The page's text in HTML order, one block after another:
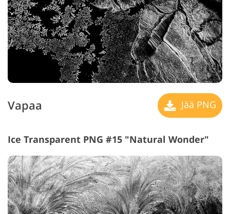
Vapaa Jää PNG
Ice Transparent PNG #15 "Natural Wonder"